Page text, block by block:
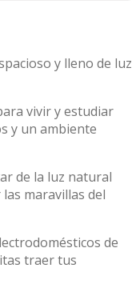
y lleno de luz
vivir y estudiar
y un ambiente
de la luz natural
maravillas del
de
traer tus